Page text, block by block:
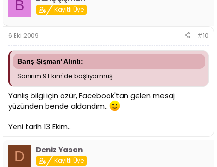
B Kayıtlı Üye
6 Eki 2009 #10
Barış Şişman' Alıntı:
Sanırım 9 Ekim'de başlıyormuş.
Yanlış bilgi için özür, Facebook'tan gelen mesaj
yüzünden bende aldandım..
Yeni tarih 13 Ekim..
D Deniz Yasan
Kayıtlı Üye